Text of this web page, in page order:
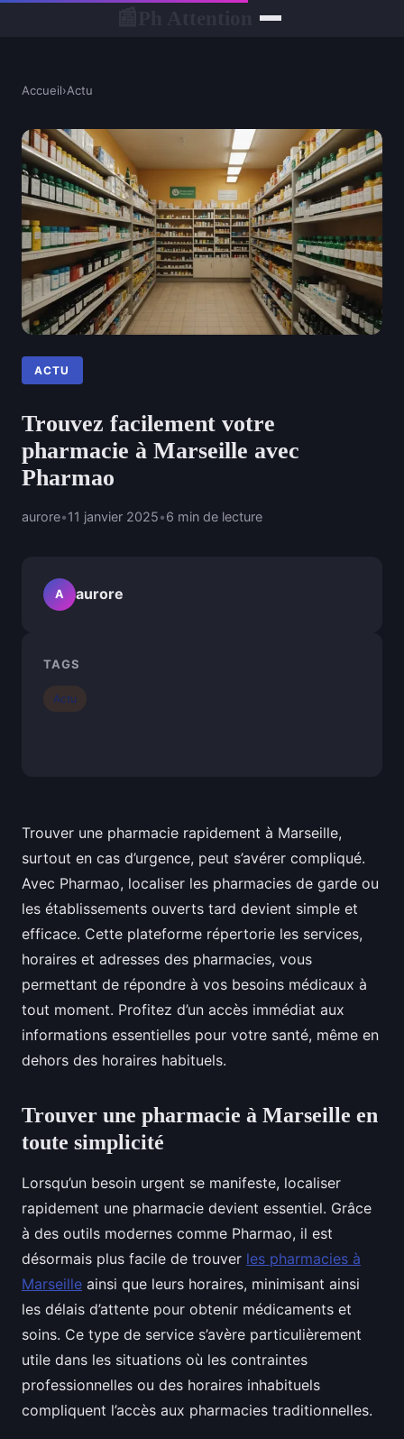
Accueil›Actu
ACTU
Trouvez facilement votre
pharmacie à Marseille avec
Pharmao
aurore•11 janvier 2025•6 min de lecture
Trouver une pharmacie rapidement à Marseille,
surtout en cas d’urgence, peut s’avérer compliqué.
Avec Pharmao, localiser les pharmacies de garde ou
les établissements ouverts tard devient simple et
efficace. Cette plateforme répertorie les services,
horaires et adresses des pharmacies, vous
permettant de répondre à vos besoins médicaux à
tout moment. Profitez d’un accès immédiat aux
informations essentielles pour votre santé, même en
dehors des horaires habituels.
Trouver une pharmacie à Marseille en
toute simplicité
Lorsqu’un besoin urgent se manifeste, localiser
rapidement une pharmacie devient essentiel. Grâce
à des outils modernes comme Pharmao, il est
désormais plus facile de trouver les pharmacies à
Marseille ainsi que leurs horaires, minimisant ainsi
les délais d’attente pour obtenir médicaments et
soins. Ce type de service s’avère particulièrement
utile dans les situations où les contraintes
professionnelles ou des horaires inhabituels
compliquent l’accès aux pharmacies traditionnelles.
A aurore
TAGS
Actu